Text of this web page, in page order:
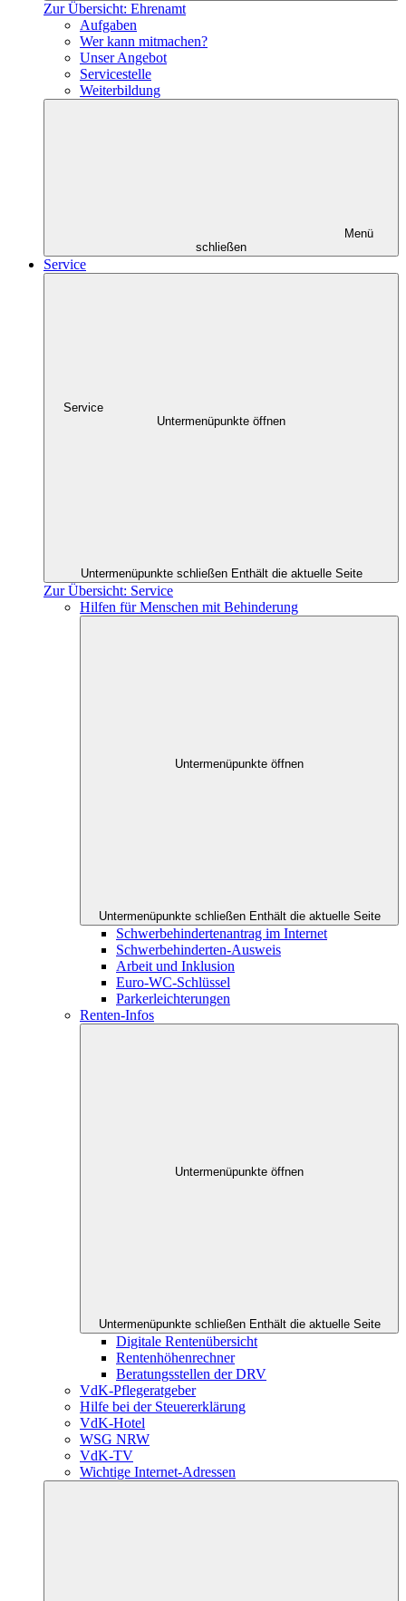
Zur Übersicht: Ehrenamt
Aufgaben
Wer kann mitmachen?
Unser Angebot
Servicestelle
Weiterbildung
Menü
schließen
Service
Service
Untermenüpunkte öffnen
Untermenüpunkte schließen Enthält die aktuelle Seite
Zur Übersicht: Service
Hilfen für Menschen mit Behinderung
Untermenüpunkte öffnen
Untermenüpunkte schließen Enthält die aktuelle Seite
Schwerbehindertenantrag im Internet
Schwerbehinderten-Ausweis
Arbeit und Inklusion
Euro-WC-Schlüssel
Parkerleichterungen
Renten-Infos
Untermenüpunkte öffnen
Untermenüpunkte schließen Enthält die aktuelle Seite
Digitale Rentenübersicht
Rentenhöhenrechner
Beratungsstellen der DRV
VdK-Pflegeratgeber
Hilfe bei der Steuererklärung
VdK-Hotel
WSG NRW
VdK-TV
Wichtige Internet-Adressen